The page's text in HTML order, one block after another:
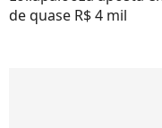
de quase R$ 4 mil